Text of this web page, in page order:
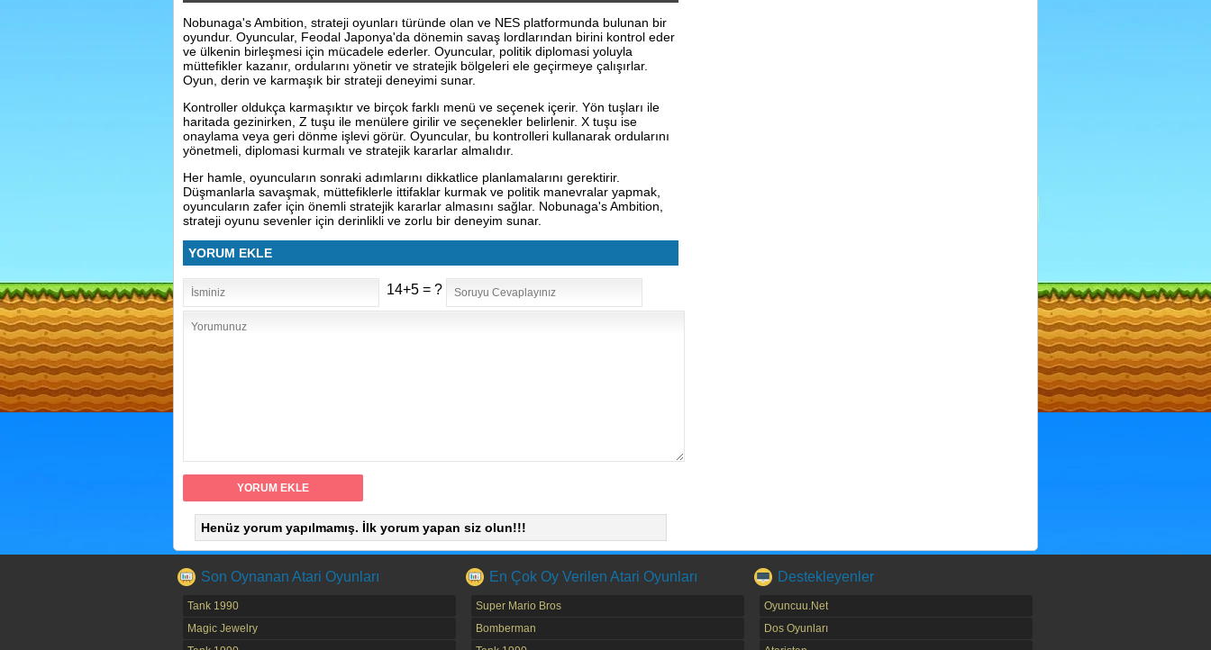
Pinterest
Nobunaga's Ambition, strateji oyunları türünde olan ve NES platformunda bulunan bir
oyundur. Oyuncular, Feodal Japonya'da dönemin savaş lordlarından birini kontrol eder
ve ülkenin birleşmesi için mücadele ederler. Oyuncular, politik diplomasi yoluyla
müttefikler kazanır, ordularını yönetir ve stratejik bölgeleri ele geçirmeye çalışırlar.
Oyun, derin ve karmaşık bir strateji deneyimi sunar.
Kontroller oldukça karmaşıktır ve birçok farklı menü ve seçenek içerir. Yön tuşları ile
haritada gezinirken, Z tuşu ile menülere girilir ve seçenekler belirlenir. X tuşu ise
onaylama veya geri dönme işlevi görür. Oyuncular, bu kontrolleri kullanarak ordularını
yönetmeli, diplomasi kurmalı ve stratejik kararlar almalıdır.
Her hamle, oyuncuların sonraki adımlarını dikkatlice planlamalarını gerektirir.
Düşmanlarla savaşmak, müttefiklerle ittifaklar kurmak ve politik manevralar yapmak,
oyuncuların zafer için önemli stratejik kararlar almasını sağlar. Nobunaga's Ambition,
strateji oyunu sevenler için derinlikli ve zorlu bir deneyim sunar.
YORUM EKLE
14+5 = ?
Henüz yorum yapılmamış. İlk yorum yapan siz olun!!!
Son Oynanan Atari Oyunları
Tank 1990
Magic Jewelry
En Çok Oy Verilen Atari Oyunları
Super Mario Bros
Bomberman
Destekleyenler
Oyuncuu.Net
Dos Oyunları